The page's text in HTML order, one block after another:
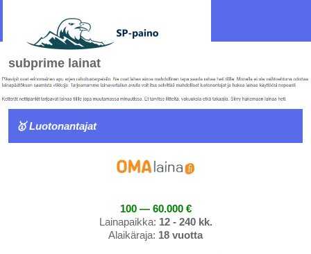
subprime lainat
🥇 Luotonantajat
100 — 60.000 €
Lainapaikka: 12 - 240 kk.
Alaikäraja: 18 vuotta